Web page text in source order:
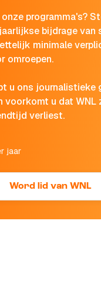
programma's?
bijdrage van
minimale
omroepen.
u ons journalistieke
voorkomt u dat WNL
verliest.
jaar
Word lid van WNL